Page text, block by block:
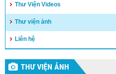
Thư Viện Videos
Thư viện ảnh
Liên hệ
THƯ VIỆN ẢNH